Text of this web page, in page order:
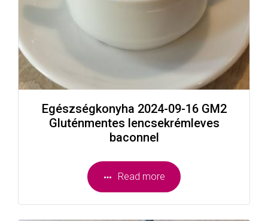
Egészségkonyha 2024-09-16 GM2
Gluténmentes lencsekrémleves
baconnel
Read more